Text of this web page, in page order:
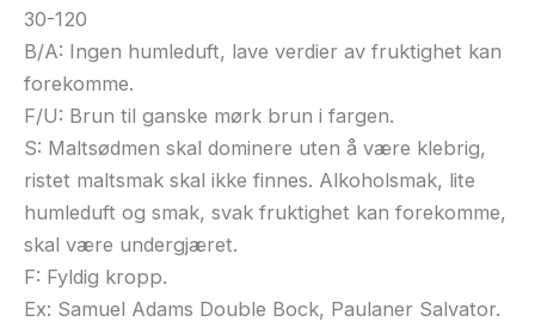
30-120
B/A: Ingen humleduft, lave verdier av fruktighet kan
forekomme.
F/U: Brun til ganske mørk brun i fargen.
S: Maltsødmen skal dominere uten å være klebrig,
ristet maltsmak skal ikke finnes. Alkoholsmak, lite
humleduft og smak, svak fruktighet kan forekomme,
skal være undergjæret.
F: Fyldig kropp.
Ex: Samuel Adams Double Bock, Paulaner Salvator.